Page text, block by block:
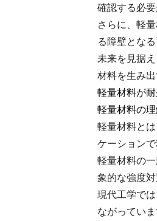
確認する必要
さらに、軽
る障壁とな
未来を見据
材料を生み出
軽量材料が
軽量材料の
軽量材料と
ケーション
軽量材料の
象的な強度
現代工学で
ながっていま